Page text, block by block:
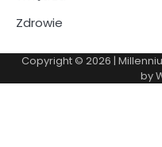
Zdrowie
Copyright © 2026 |
by